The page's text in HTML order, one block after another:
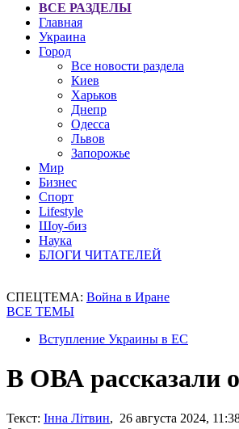
ВСЕ РАЗДЕЛЫ
Главная
Украина
Город
Все новости раздела
Киев
Харьков
Днепр
Одесса
Львов
Запорожье
Мир
Бизнес
Спорт
Lifestyle
Шоу-биз
Наука
БЛОГИ ЧИТАТЕЛЕЙ
СПЕЦТЕМА: Война в Иране
ВСЕ ТЕМЫ
Вступление Украины в ЕС
В ОВА рассказали
Текст: Інна Літвин, 26 августа 2024,